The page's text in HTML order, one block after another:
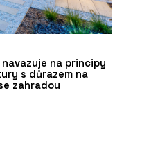
na principy
s důrazem na
zahradou